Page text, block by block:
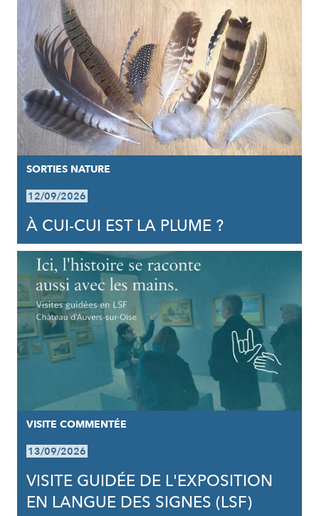
SORTIES NATURE
12/09/2026
À CUI-CUI EST LA PLUME ?
VISITE COMMENTÉE
13/09/2026
VISITE GUIDÉE DE L'EXPOSITION
EN LANGUE DES SIGNES (LSF)